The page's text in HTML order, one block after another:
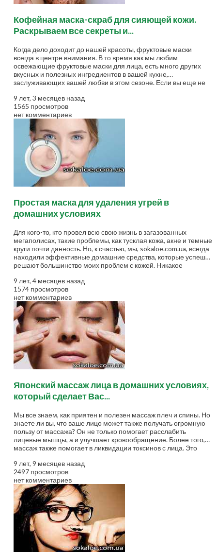
Кофейная маска-скраб для сияющей кожи.
Раскрываем все секреты и...
Когда дело доходит до нашей красоты, фруктовые маски
всегда в центре внимания. В то время как мы любим
освежающие фруктовые маски для лица, есть много других
вкусных и полезных ингредиентов в вашей кухне,
заслуживающих вашей любви в этом сезоне. Если вы еще не
нужно попробовать! Вот как можно приготовить маску из кофе
для омоложения и очистки вашей кожи, специально от
sokaloe.com.ua: Смешайте одну столовую ложку кофейной
гущи с двумя столовыми ложками молотого овса; Хорошо
перемешайте их, а затем добавьте одну столовую ложку меда;
Затем добавьте 1-2 чайных ложки порошка корицы и хорошо
перемешайте все...
9 лет, 3 месяцев назад
1565 просмотров
нет комментариев
Простая маска для удаления угрей в
домашних условиях
Для кого-то, кто провел всю свою жизнь в загазованных
мегаполисах, такие проблемы, как тусклая кожа, акне и темные
круги почти данность. Но, к счастью, мы, sokaloe.com.ua, всегда
находили эффективные домашние средства, которые успешно
решают большинство моих проблем с кожей. Никакое
избавиться от угрей) не всем помогает. Зубная щетка и соду
чтобы избавиться от угрей тоже не всегда работает. Хотя
многие выбирают косметические процедуры для удаления
угрей, не все одобряют их, так как они включает в себя
агрессивное удаление угрей. На самом деле, дерматологи
говорят, что такие процедуры в частом использовании на
самом деле могут...
9 лет, 4 месяцев назад
1574 просмотров
нет комментариев
Японский массаж лица в домашних условиях,
который сделает Вас...
Мы все знаем, как приятен и полезен массаж плеч и спины. Но
знаете ли вы, что ваше лицо может также получать огромную
пользу от массажа? Он не только помогает расслабить
лицевые мышцы, а и улучшает кровообращение. Более того,
массаж также помогает в ликвидации токсинов с лица. Это
глазами. В то время как вы должны массировать лицо каждый
день во время нанесения увлажняющего или ночного крема,
есть правильная техника массажа лица. Когда вы
промассируете лицо, помните правило большого пальца - вы
всегда должны массировать в направлении снизу вверх и
никогда наоборот. Вы должны...
9 лет, 9 месяцев назад
2497 просмотров
нет комментариев